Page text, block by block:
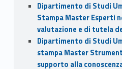
Dipartimento di Studi
Stampa Master Esperti
valutazione e di tutela
Dipartimento di Studi
stampa Master
supporto alla